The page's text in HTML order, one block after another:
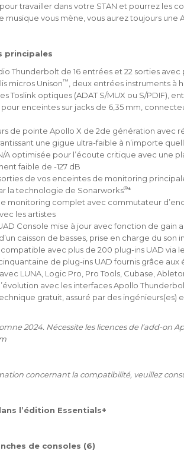
travailler dans votre STAN et pourrez les
musique vous mène, vous aurez toujours une
principales
Thunderbolt de 16 entrées et 22 sorties
micros Unison™
, deux entrées instruments à
Toslink optiques (ADAT S/MUX ou S/PDIF),
enceintes sur jacks de 6,35 mm,
de pointe Apollo X de 2de génération avec
une gigue ultra-faible à n’importe
A optimisée pour l’écoute critique avec une
faible de -127 dB
de vos enceintes de monitoring
la technologie de Sonarworks®*
monitoring complet avec commutateur
les artistes
Console mise à jour avec fonction de
caisson de basses, prise en charge du son
avec plus de 200 plug-ins UAD via
de plug-ins UAD fournis grâce aux
LUNA, Logic Pro, Pro Tools, Cubase,
avec les interfaces Apollo
gratuit, assuré par des ingénieurs(es)
2024. Nécessite les licences de l’add-on
concernant la compatibilité, veuillez
l’édition Essentials+
de consoles (6)